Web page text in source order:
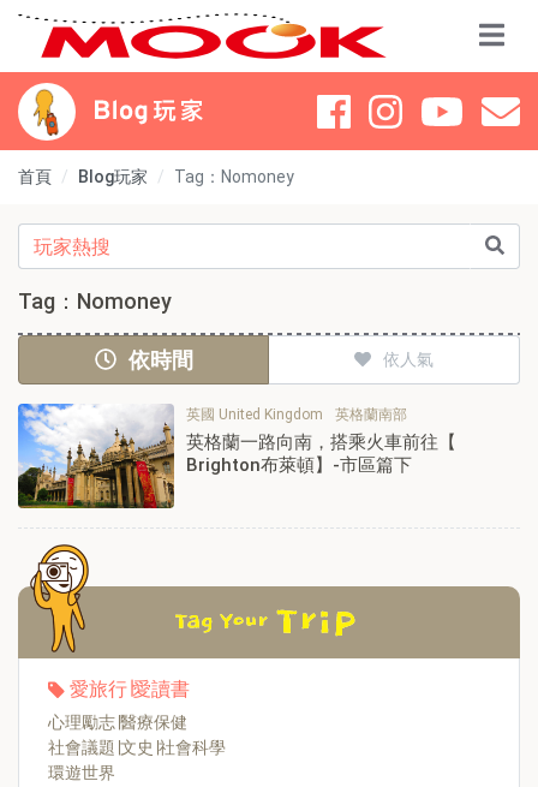
首頁 Blog玩家 Tag：Nomoney
Tag：Nomoney
依時間 依人氣
英國 United Kingdom 英格蘭南部
英格蘭一路向南，搭乘火車前往【
Brighton布萊頓】-市區篇下
愛旅行∣愛讀書
心理勵志∣醫療保健
社會議題∣文史∣社會科學
環遊世界